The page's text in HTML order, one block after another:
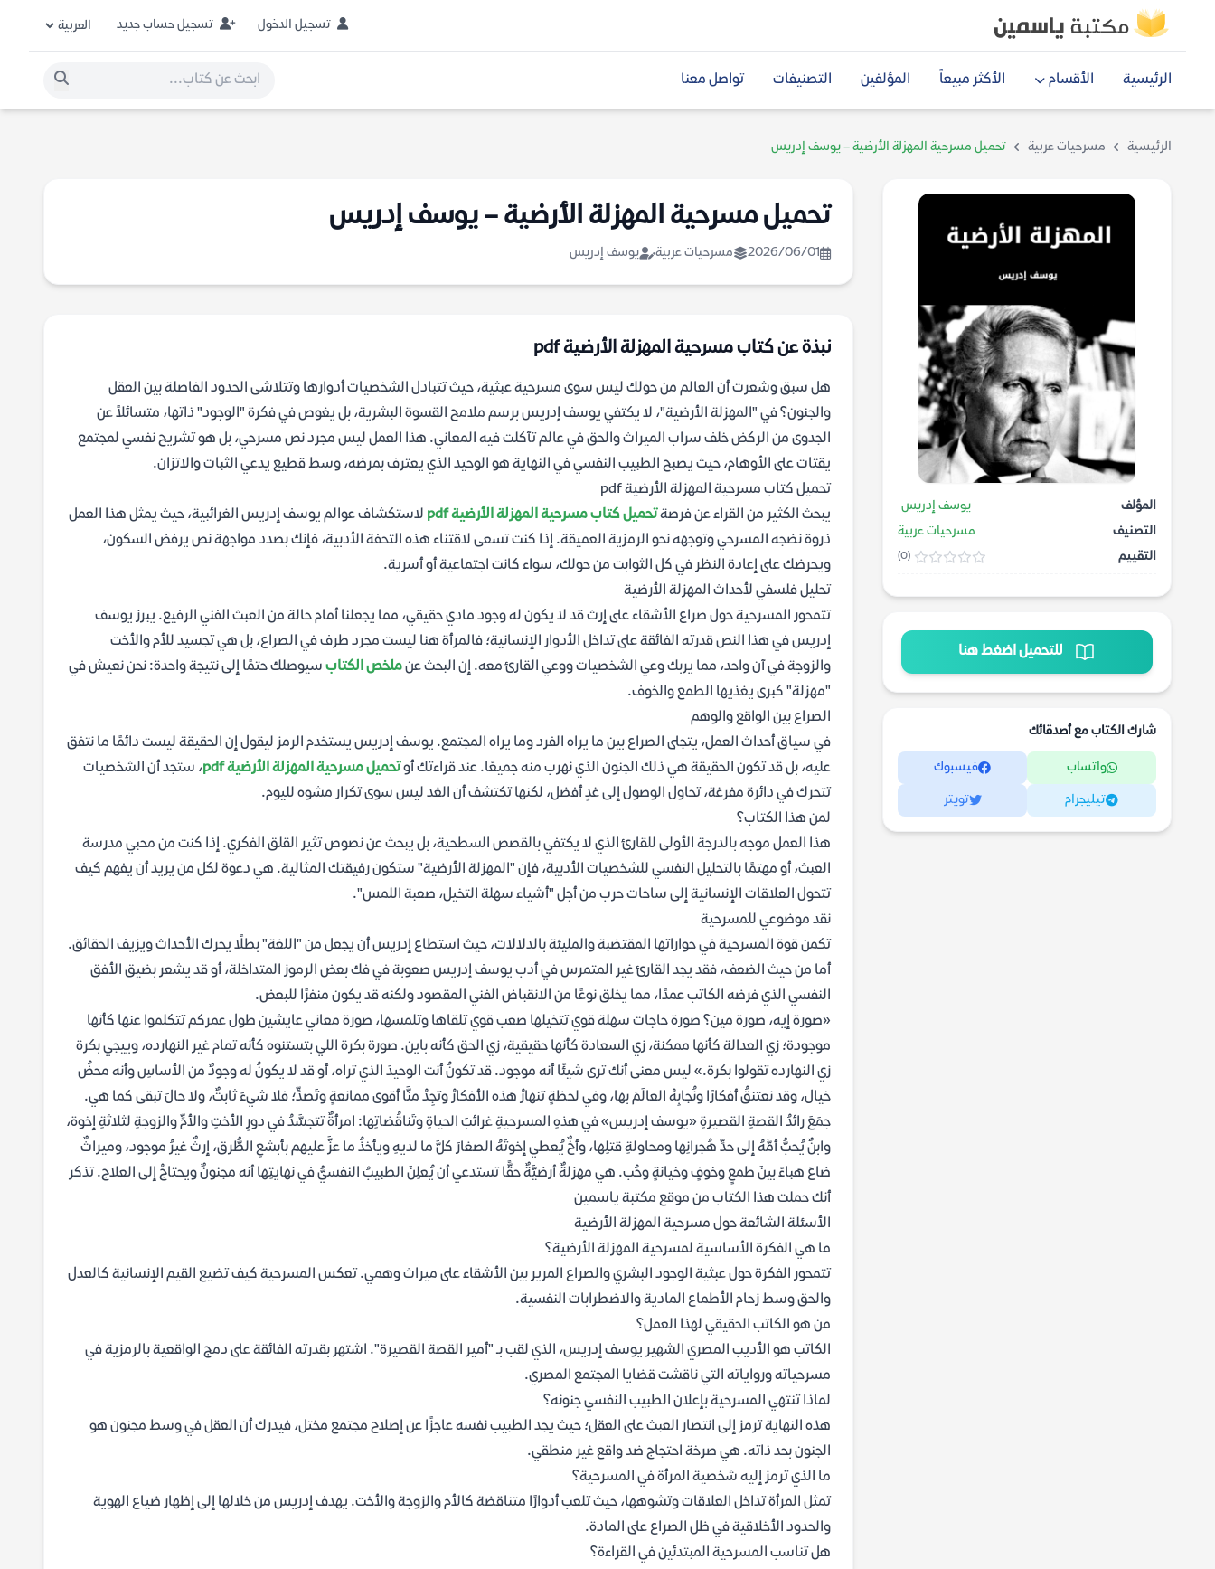
تسجيل الدخول تسجيل حساب جديد
الرئيسية الأقسام الأكثر مبيعاً المؤلفين التصنيفات تواصل معنا
الرئيسية مسرحيات عربية تحميل مسرحية المهزلة الأرضية – يوسف إدريس
المؤلف
يوسف إدريس
التصنيف
مسرحيات عربية
التقييم
(0)
للتحميل اضغط هنا
شارك الكتاب مع أصدقائك
واتساب فيسبوك
تيليجرام تويتر
تحميل مسرحية المهزلة الأرضية – يوسف إدريس
2026/06/01 مسرحيات عربية يوسف إدريس
نبذة عن كتاب مسرحية المهزلة الأرضية pdf
هل سبق وشعرت أن العالم من حولك ليس سوى مسرحية عبثية، حيث تتبادل الشخصيات أدوارها وتتلاشى الحدود الفاصلة بين العقل
والجنون؟ في "المهزلة الأرضية"، لا يكتفي يوسف إدريس برسم ملامح القسوة البشرية، بل يغوص في فكرة "الوجود" ذاتها، متسائلاً عن
الجدوى من الركض خلف سراب الميراث والحق في عالم تآكلت فيه المعاني. هذا العمل ليس مجرد نص مسرحي، بل هو تشريح نفسي لمجتمع
يقتات على الأوهام، حيث يصبح الطبيب النفسي في النهاية هو الوحيد الذي يعترف بمرضه، وسط قطيع يدعي الثبات والاتزان.
تحميل كتاب مسرحية المهزلة الأرضية pdf
يبحث الكثير من القراء عن فرصةتحميل كتاب مسرحية المهزلة الأرضية pdf
لاستكشاف عوالم يوسف إدريس الغرائبية، حيث يمثل هذا العمل
ذروة نضجه المسرحي وتوجهه نحو الرمزية العميقة. إذا كنت تسعى لاقتناء هذه التحفة الأدبية، فإنك بصدد مواجهة نص يرفض السكون،
ويحرضك على إعادة النظر في كل الثوابت من حولك، سواء كانت اجتماعية أو أسرية.
تحليل فلسفي لأحداث المهزلة الأرضية
تتمحور المسرحية حول صراع الأشقاء على إرث قد لا يكون له وجود مادي حقيقي، مما يجعلنا أمام حالة من العبث الفني الرفيع. يبرز يوسف
إدريس في هذا النص قدرته الفائقة على تداخل الأدوار الإنسانية؛ فالمرأة هنا ليست مجرد طرف في الصراع، بل هي تجسيد للأم والأخت
والزوجة في آن واحد، مما يربك وعي الشخصيات ووعي القارئ معه. إن البحث عنملخص الكتاب سيوصلك حتمًا إلى نتيجة واحدة: نحن نعيش في
"مهزلة" كبرى يغذيها الطمع والخوف.
الصراع بين الواقع والوهم
في سياق أحداث العمل، يتجلى الصراع بين ما يراه الفرد وما يراه المجتمع. يوسف إدريس يستخدم الرمز ليقول إن الحقيقة ليست دائمًا ما نتفق
عليه، بل قد تكون الحقيقة هي ذلك الجنون الذي نهرب منه جميعًا. عند قراءتك أوتحميل مسرحية المهزلة الأرضية pdf
، ستجد أن الشخصيات
تتحرك في دائرة مفرغة، تحاول الوصول إلى غدٍ أفضل، لكنها تكتشف أن الغد ليس سوى تكرار مشوه لليوم.
لمن هذا الكتاب؟
هذا العمل موجه بالدرجة الأولى للقارئ الذي لا يكتفي بالقصص السطحية، بل يبحث عن نصوص تثير القلق الفكري. إذا كنت من محبي مدرسة
العبث، أو مهتمًا بالتحليل النفسي للشخصيات الأدبية، فإن "المهزلة الأرضية" ستكون رفيقتك المثالية. هي دعوة لكل من يريد أن يفهم كيف
تتحول العلاقات الإنسانية إلى ساحات حرب من أجل "أشياء سهلة التخيل، صعبة اللمس".
نقد موضوعي للمسرحية
تكمن قوة المسرحية في حواراتها المقتضبة والمليئة بالدلالات، حيث استطاع إدريس أن يجعل من "اللغة" بطلًا يحرك الأحداث ويزيف الحقائق.
أما من حيث الضعف، فقد يجد القارئ غير المتمرس في أدب يوسف إدريس صعوبة في فك بعض الرموز المتداخلة، أو قد يشعر بضيق الأفق
النفسي الذي فرضه الكاتب عمدًا، مما يخلق نوعًا من الانقباض الفني المقصود ولكنه قد يكون منفرًا للبعض.
«صورة إيه، صورة مين؟ صورة حاجات سهلة قوي تتخيلها صعب قوي تلقاها وتلمسها، صورة معاني عايشين طول عمركم تتكلموا عنها كأنها
موجودة؛ زي العدالة كأنها ممكنة، زي السعادة كأنها حقيقية، زي الحق كأنه باين. صورة بكرة اللي بتستنوه كأنه تمام غير النهارده، وييجي بكرة
زي النهارده تقولوا بكرة.» ليس معنى أنك ترى شيئًا أنه موجود. قد تكونُ أنت الوحيدَ الذي تراه، أو قد لا يكونُ له وجودٌ من الأساسِ وأنه محضُ
خيال، وقد نعتنقُ أفكارًا ونُجابِهُ العالَمَ بها، وفي لحظةٍ تنهارُ هذه الأفكارُ وتجِدُ منَّا أقوى ممانعةٍ وتَصدٍّ؛ فلا شيءَ ثابتٌ، ولا حالَ تبقى كما هي.
جمَعَ رائدُ القصةِ القصيرةِ «يوسف إدريس» في هذهِ المسرحيةِ غرائبَ الحياةِ وتَناقُضاتِها: امرأةٌ تتجسَّدُ في دورِ الأختِ والأمِّ والزوجةِ لثلاثةِ إخوة،
وابنٌ يُحبُّ أمَّهُ إلى حدِّ هُجرانِها ومحاولةِ قتلِها، وأخٌ يُعطي إخوتَهُ الصغارَ كلَّ ما لديهِ ويأخذُ ما عزَّ عليهم بأبشعِ الطُّرق، إرثٌ غيرُ موجود، وميراثٌ
ضاعَ هباءً بينَ طمعٍ وخوفٍ وخيانةٍ وحُب. هي مهزلةٌ أرضيَّةٌ حقًّا تستدعي أن يُعلِنَ الطبيبُ النفسيُّ في نهايتِها أنه مجنونٌ ويحتاجُ إلى العلاج. تذكر
أنك حملت هذا الكتاب من موقع مكتبة ياسمين
الأسئلة الشائعة حول مسرحية المهزلة الأرضية
ما هي الفكرة الأساسية لمسرحية المهزلة الأرضية؟
تتمحور الفكرة حول عبثية الوجود البشري والصراع المرير بين الأشقاء على ميراث وهمي. تعكس المسرحية كيف تضيع القيم الإنسانية كالعدل
والحق وسط زحام الأطماع المادية والاضطرابات النفسية.
من هو الكاتب الحقيقي لهذا العمل؟
الكاتب هو الأديب المصري الشهير يوسف إدريس، الذي لقب بـ "أمير القصة القصيرة". اشتهر بقدرته الفائقة على دمج الواقعية بالرمزية في
مسرحياته ورواياته التي ناقشت قضايا المجتمع المصري.
لماذا تنتهي المسرحية بإعلان الطبيب النفسي جنونه؟
هذه النهاية ترمز إلى انتصار العبث على العقل؛ حيث يجد الطبيب نفسه عاجزًا عن إصلاح مجتمع مختل، فيدرك أن العقل في وسط مجنون هو
الجنون بحد ذاته. هي صرخة احتجاج ضد واقع غير منطقي.
ما الذي ترمز إليه شخصية المرأة في المسرحية؟
تمثل المرأة تداخل العلاقات وتشوهها، حيث تلعب أدوارًا متناقضة كالأم والزوجة والأخت. يهدف إدريس من خلالها إلى إظهار ضياع الهوية
والحدود الأخلاقية في ظل الصراع على المادة.
هل تناسب المسرحية المبتدئين في القراءة؟